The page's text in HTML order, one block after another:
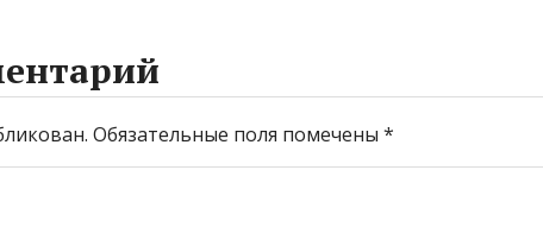
Обязательные поля помечены *